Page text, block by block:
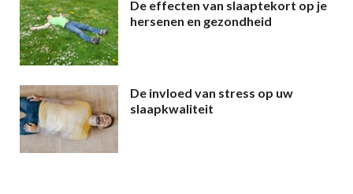
De effecten van slaaptekort op je
hersenen en gezondheid
De invloed van stress op uw
slaapkwaliteit